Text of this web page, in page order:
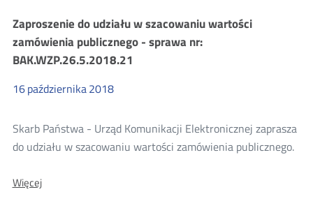
w
szacowaniu
wartości
zamówienia
-
sprawa
BAK.WZP.26.6.2018.22
Zaproszenie do udziału w szacowaniu wartości
zamówienia publicznego - sprawa nr:
BAK.WZP.26.5.2018.21
16października2018
Skarb Państwa - Urząd Komunikacji Elektronicznej zaprasza
do udziału w szacowaniu wartości zamówienia publicznego.
WięcejO: